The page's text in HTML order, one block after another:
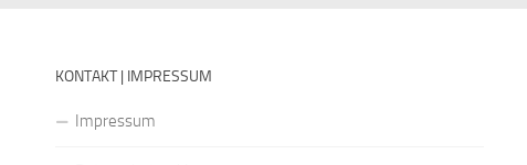
KONTAKT | IMPRESSUM
Impressum